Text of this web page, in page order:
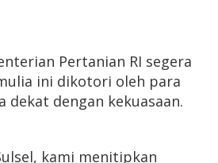
Pertanian RI segera
ini dikotori oleh para
dekat dengan kekuasaan.
kami menitipkan